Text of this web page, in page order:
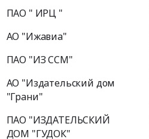
ПАО " ИРЦ "
АО "Ижавиа"
ПАО "ИЗ ССМ"
АО "Издательский дом
"Грани"
ПАО "ИЗДАТЕЛЬСКИЙ
ДОМ "ГУДОК"